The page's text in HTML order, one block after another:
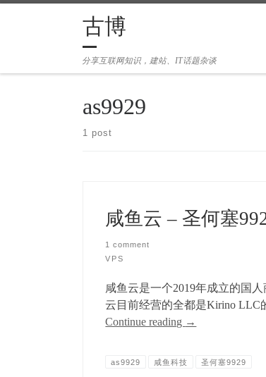
古博
分享互联网知识，建站、IT话题杂谈
as9929
1 post
咸鱼云 – 圣何塞
1 comment
VPS
咸鱼云是一个2019年成立的国
云目前经营的全都是Kirino LLC
Continue reading →
as9929 咸鱼科技 圣何塞9929